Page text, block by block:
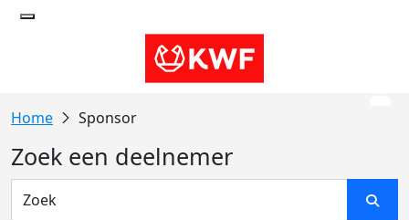
Sponsor
Zoek een deelnemer